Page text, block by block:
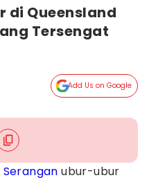
di Queensland
Tersengat
Add Us on Google
Serangan ubur-ubur